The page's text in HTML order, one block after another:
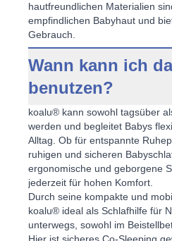
hautfreundlichen Materialien
empfindlichen Babyhaut und
Gebrauch.
Wann kann ich
benutzen?
koalu® kann sowohl tagsüber
werden und begleitet Babys
Alltag. Ob für entspannte
ruhigen und sicheren
ergonomische und geborgene
jederzeit für hohen Komfort.
Durch seine kompakte und
koalu® ideal als Schlafhilfe für
unterwegs, sowohl im